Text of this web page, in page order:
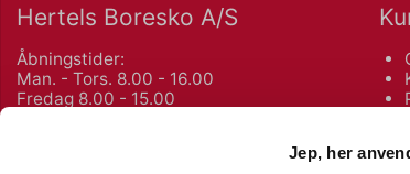
Jep, her
Hertels Boresko A/S
Åbningstider:
Man. - Tors. 8.00 - 16.00
Fredag 8.00 - 15.00